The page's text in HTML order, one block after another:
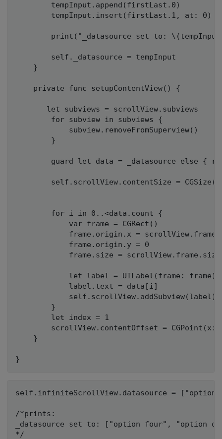
        tempInput.append(firstLast.0)
        tempInput.insert(firstLast.1, at: 0)
print("_datasource set to:
        self._datasource = tempInput
    }
    private func setupContentView() {
       let subviews = scrollView.subviews
        for subview in subviews {
            subview.removeFromSuperview()
        }
guard let data = _datasource else {
self.scrollView.contentSize =
        for i in 0..<data.count {
            var frame = CGRect()
frame.origin.x =
            frame.origin.y = 0
            frame.size = scrollView.frame.size
            let label = UILabel(frame: frame)
            label.text = data[i]
            self.scrollView.addSubview(label)
        }
        let index = 1
scrollView.contentOffset =
    }
self.infiniteScrollView.datasource =
/*prints:
_datasource set to: ["option four", "option